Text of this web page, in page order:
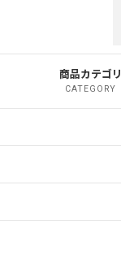
商品カテゴリ
CATEGORY